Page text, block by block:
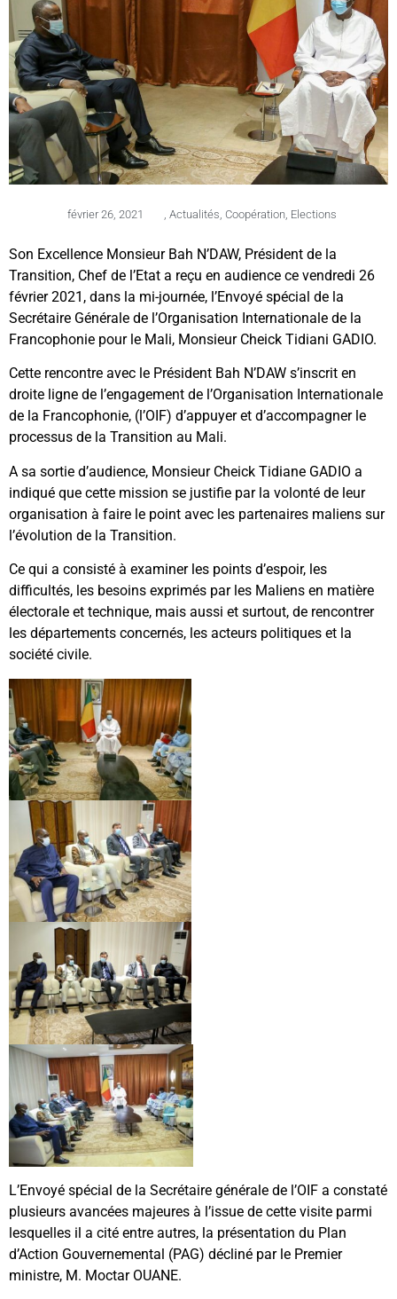
février 26, 2021 Actualités Coopération Elections
Son Excellence Monsieur Bah N’DAW, Président de la
Transition, Chef de l’Etat a reçu en audience ce vendredi 26
février 2021, dans la mi-journée, l’Envoyé spécial de la
Secrétaire Générale de l’Organisation Internationale de la
Francophonie pour le Mali, Monsieur Cheick Tidiani GADIO.
Cette rencontre avec le Président Bah N’DAW s’inscrit en
droite ligne de l’engagement de l’Organisation Internationale
de la Francophonie, (l’OIF) d’appuyer et d’accompagner le
processus de la Transition au Mali.
A sa sortie d’audience, Monsieur Cheick Tidiane GADIO a
indiqué que cette mission se justifie par la volonté de leur
organisation à faire le point avec les partenaires maliens sur
l’évolution de la Transition.
Ce qui a consisté à examiner les points d’espoir, les
difficultés, les besoins exprimés par les Maliens en matière
électorale et technique, mais aussi et surtout, de rencontrer
les départements concernés, les acteurs politiques et la
société civile.
L’Envoyé spécial de la Secrétaire générale de l’OIF a constaté
plusieurs avancées majeures à l’issue de cette visite parmi
lesquelles il a cité entre autres, la présentation du Plan
d’Action Gouvernemental (PAG) décliné par le Premier
ministre, M. Moctar OUANE.